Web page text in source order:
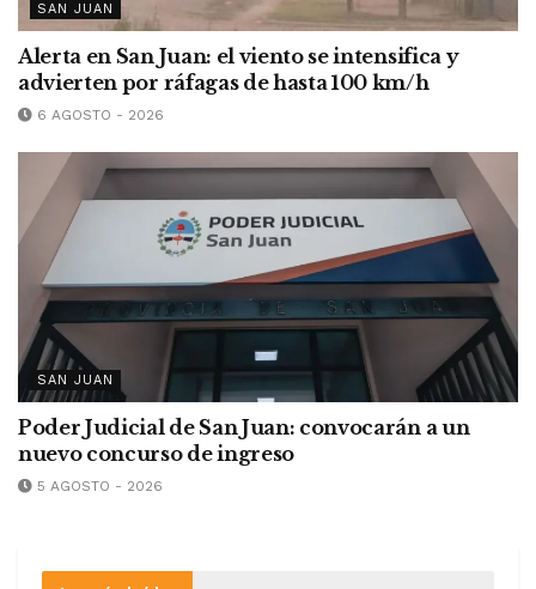
SAN JUAN
Alerta en San Juan: el viento se intensifica y
advierten por ráfagas de hasta 100 km/h
6 AGOSTO - 2026
SAN JUAN
Poder Judicial de San Juan: convocarán a un
nuevo concurso de ingreso
5 AGOSTO - 2026